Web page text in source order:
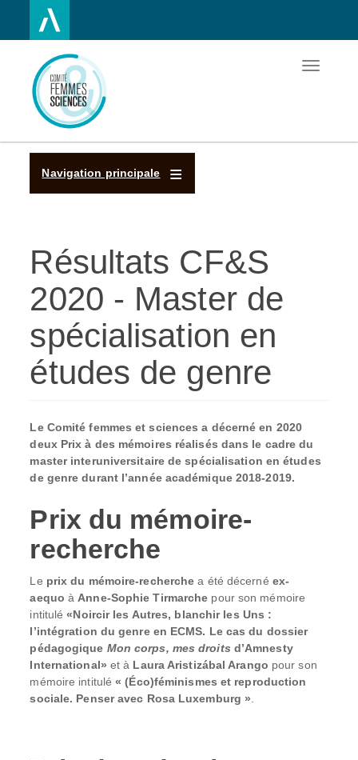
contenu
principal
Toggle
Navigation principale
Résultats CF&S
2020 - Master de
spécialisation en
études de genre
Le Comité femmes et sciences a décerné en 2020
deux Prix à des mémoires réalisés dans le cadre du
master interuniversitaire de spécialisation en études
de genre durant l’année académique 2018-2019.
Prix du mémoire-
recherche
Le prix du mémoire-recherche a été décerné ex-
aequo à Anne-Sophie Tirmarche pour son mémoire
intitulé«Noircir les Autres, blanchir les Uns :
l’intégration du genre en ECMS. Le cas du dossier
pédagogique Mon corps, mes droits d’Amnesty
International» et à Laura Aristizábal Arango pour son
mémoire intitulé« (Éco)féminismes et reproduction
sociale. Penser avec Rosa Luxemburg »